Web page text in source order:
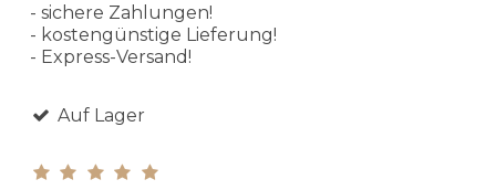
- sichere Zahlungen!
- kostengünstige Lieferung!
- Express-Versand!
Auf Lager